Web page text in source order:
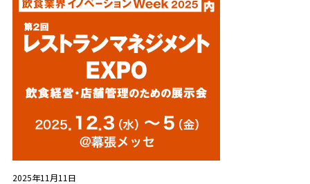
2025年11月11日